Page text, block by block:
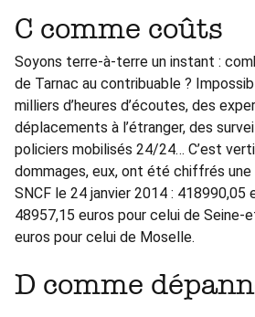
C comme coûts
Soyons terre-à-terre un instant :
de Tarnac au contribuable ?
milliers d’heures d’écoutes, des
déplacements à l’étranger, des
policiers mobilisés 24/24… C’est
dommages, eux, ont été chiffrés
SNCF le 24 janvier 2014 : 418990,05
48957,15 euros pour celui de
euros pour celui de Moselle.
D comme